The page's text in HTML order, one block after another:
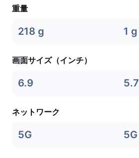
重量
218 g 1 g
画面サイズ（インチ）
6.9 5.7
ネットワーク
5G 5G